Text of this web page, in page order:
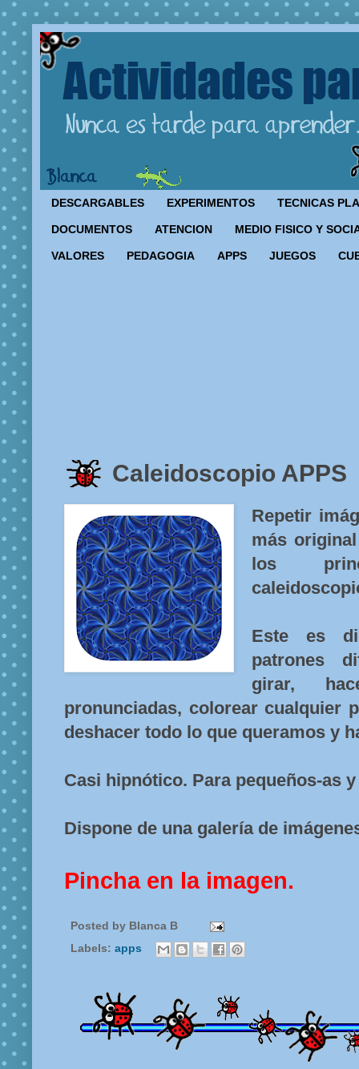
DESCARGABLES EXPERIMENTOS TECNICAS
DOCUMENTOS ATENCION MEDIO FISICO Y
VALORES PEDAGOGIA APPS JUEGOS
Caleidoscopio APPS
Repetir
más
los
Este es
patrones
girar,
pronunciadas, colorear cualquier
deshacer todo lo que queramos y
Casi hipnótico. Para pequeños-as
Dispone de una galería de
Pincha en la imagen.
Posted by Blanca B
Labels: apps